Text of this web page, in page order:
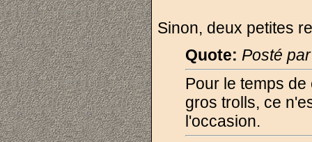
Sinon, deux petites
Quote: Posté
Pour le temps
gros trolls, ce
l'occasion.